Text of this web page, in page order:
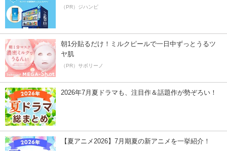
（PR）ジハンピ
朝1分貼るだけ！ミルクピールで一日中ずっとうるツ
ヤ肌
（PR）サボリーノ
2026年7月夏ドラマも、注目作＆話題作が勢ぞろい！
【夏アニメ2026】7月期夏の新アニメを一挙紹介！